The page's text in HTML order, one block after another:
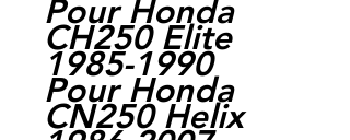
Pour Honda
CH250 Elite
1985-1990
Pour Honda
CN250 Helix